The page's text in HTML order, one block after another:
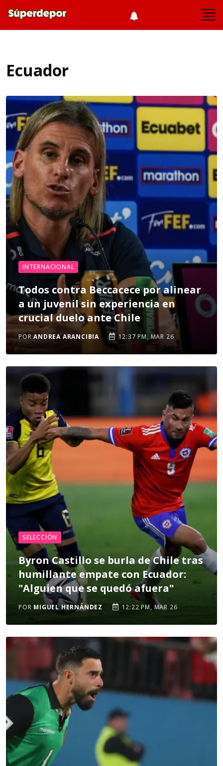
Ecuador
INTERNACIONAL
Todos contra Beccacece por alinear
a un juvenil sin experiencia en
crucial duelo ante Chile
PORANDREA ARANCIBIA 12:37 PM, MAR 26
SELECCIÓN
Byron Castillo se burla de Chile tras
humillante empate con Ecuador:
"Alguien que se quedó afuera"
POR MIGUEL HERNÁNDEZ 12:22 PM, MAR 26